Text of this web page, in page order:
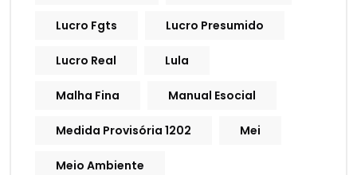
Lucro Fgts Lucro Presumido
Lucro Real Lula
Malha Fina Manual Esocial
Medida Provisória 1202 Mei
Meio Ambiente